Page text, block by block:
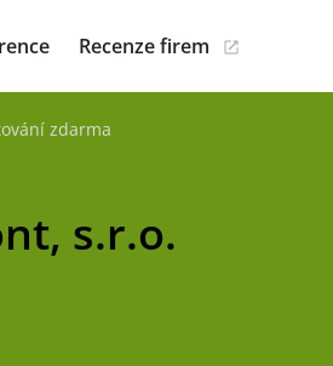
Recenze firem
zdarma
s.r.o.